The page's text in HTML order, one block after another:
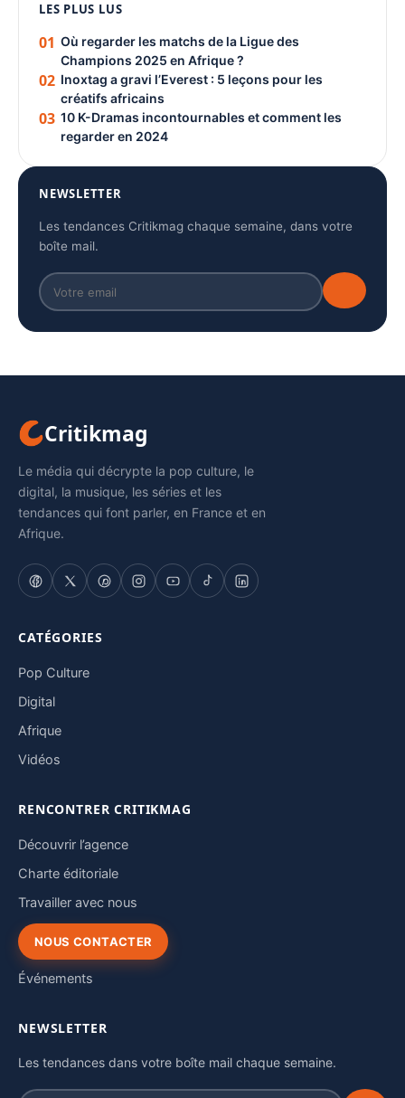
PUBLICITÉ
LES PLUS LUS
01 Où regarder les matchs de la Ligue des
Champions 2025 en Afrique ?
02 Inoxtag a gravi l’Everest : 5 leçons pour les
créatifs africains
03 10 K-Dramas incontournables et comment les
regarder en 2024
NEWSLETTER
Les tendances Critikmag chaque semaine, dans votre
boîte mail.
Critikmag
Le média qui décrypte la pop culture, le
digital, la musique, les séries et les
tendances qui font parler, en France et en
Afrique.
CATÉGORIES
Pop Culture
Digital
Afrique
Vidéos
RENCONTRER CRITIKMAG
Découvrir l’agence
Charte éditoriale
Travailler avec nous
NOUS CONTACTER
Événements
NEWSLETTER
Les tendances dans votre boîte mail chaque semaine.